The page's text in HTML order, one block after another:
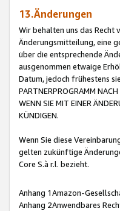
13.Änderungen
Wir behalten uns das Recht
Änderungsmitteilung, eine
über die entsprechende
ausgenommen etwaige
Datum, jedoch frühestens
PARTNERPROGRAMM
WENN SIE MIT EINER
KÜNDIGEN.
Wenn Sie diese
gelten zukünftige
Core S.à r.l. bezieht.
Anhang 1Amazon-
Anhang 2Anwendbares